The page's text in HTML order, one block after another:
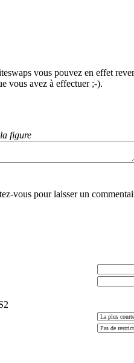
vous pouvez en effet
vous avez à effectuer ;-).
figure
vous pour laisser un